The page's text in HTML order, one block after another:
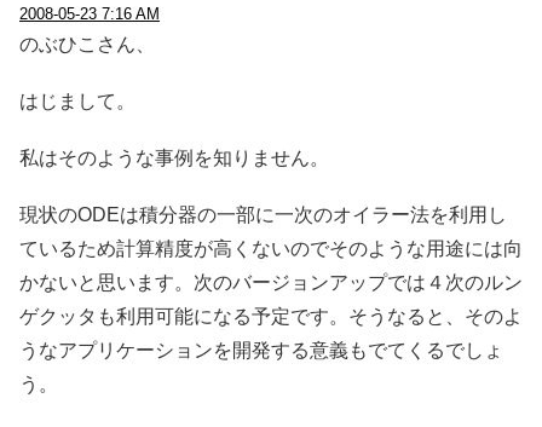
2008-05-23 7:16 AM
のぶひこさん、
はじまして。
私はそのような事例を知りません。
現状のODEは積分器の一部に一次のオイラー法を利用し
ているため計算精度が高くないのでそのような用途には向
かないと思います。次のバージョンアップでは４次のルン
ゲクッタも利用可能になる予定です。そうなると、そのよ
うなアプリケーションを開発する意義もでてくるでしょ
う。